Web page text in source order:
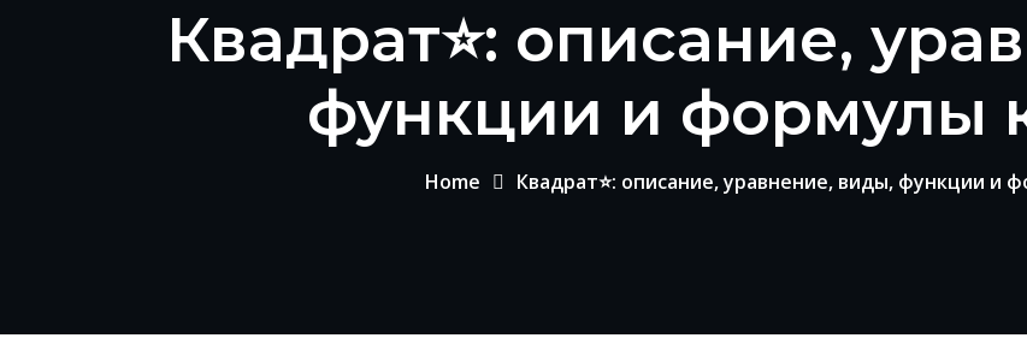
Квадрат⭐: описание,
функции и формулы
Home Квадрат⭐: описание, уравнение, виды, функции и